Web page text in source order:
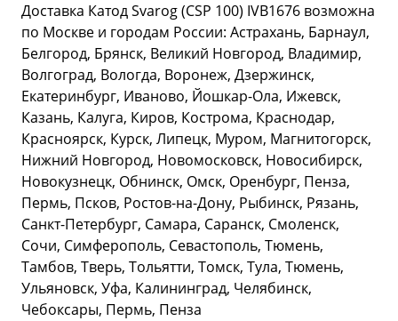
Доставка Катод Svarog (CSP 100) IVB1676 возможна
по Москве и городам России: Астрахань, Барнаул,
Белгород, Брянск, Великий Новгород, Владимир,
Волгоград, Вологда, Воронеж, Дзержинск,
Екатеринбург, Иваново, Йошкар-Ола, Ижевск,
Казань, Калуга, Киров, Кострома, Краснодар,
Красноярск, Курск, Липецк, Муром, Магнитогорск,
Нижний Новгород, Новомосковск, Новосибирск,
Новокузнецк, Обнинск, Омск, Оренбург, Пенза,
Пермь, Псков, Ростов-на-Дону, Рыбинск, Рязань,
Санкт-Петербург, Самара, Саранск, Смоленск,
Сочи, Симферополь, Севастополь, Тюмень,
Тамбов, Тверь, Тольятти, Томск, Тула, Тюмень,
Ульяновск, Уфа, Калининград, Челябинск,
Чебоксары, Пермь, Пенза